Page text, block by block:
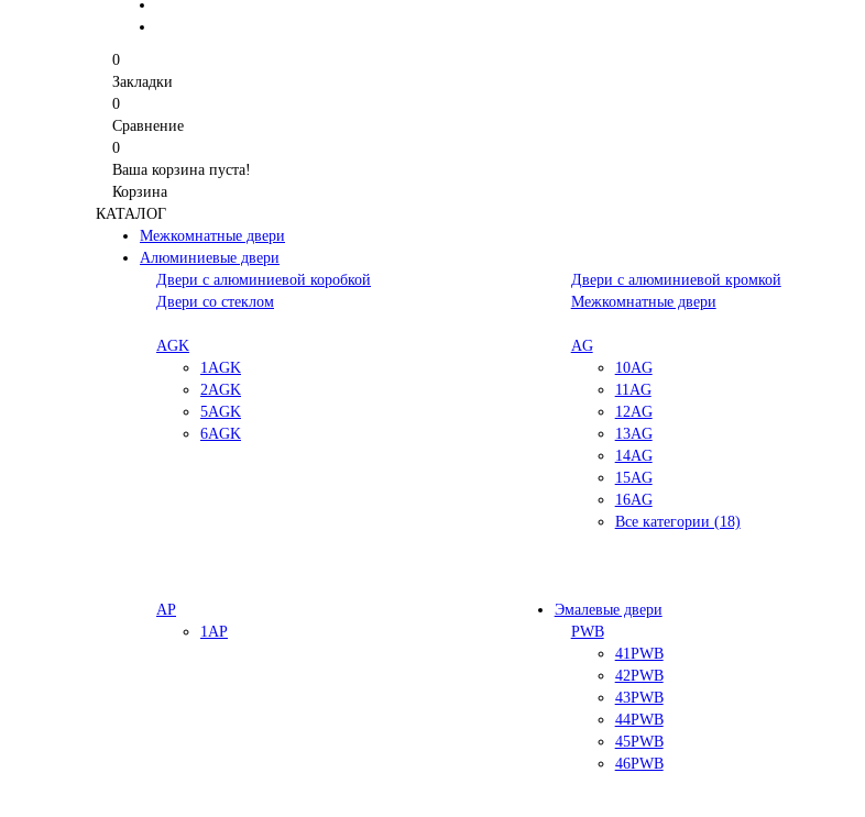
0
Закладки
0
Сравнение
0
Ваша корзина пуста!
Корзина
КАТАЛОГ
Межкомнатные двери
Алюминиевые двери
Двери с алюминиевой коробкой
Двери с алюминиевой кромкой
Двери со стеклом
Межкомнатные двери
AGK
1AGK
2AGK
5AGK
6AGK
AG
10AG
11AG
12AG
13AG
14AG
15AG
16AG
Все категории (18)
AP
1AP
Эмалевые двери
PWB
41PWB
42PWB
43PWB
44PWB
45PWB
46PWB